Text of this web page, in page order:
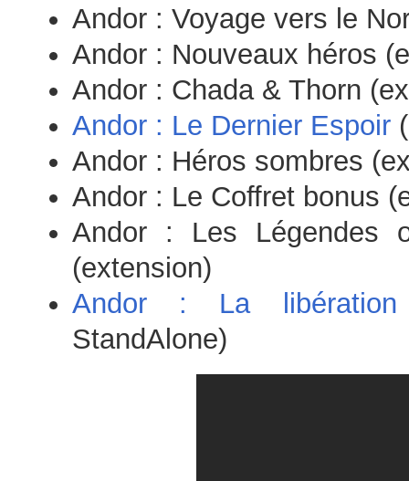
Andor : Voyage vers le
Andor : Nouveaux héros
Andor : Chada & Thorn
Andor : Le Dernier Espoir
Andor : Héros sombres
Andor : Le Coffret bonus
Andor : Les Légendes
(extension)
Andor : La libération
StandAlone)